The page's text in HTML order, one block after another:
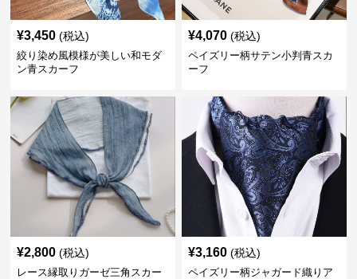
¥3,450 (税込)
絞り染め風模様が美しい和モダ
ン青スカーフ
¥4,070 (税込)
ペイズリー柄サテン小判青スカ
ーフ
¥2,800 (税込)
レース縁取りガーゼ三角スカー
¥3,160 (税込)
ペイズリー柄ジャガード織りア